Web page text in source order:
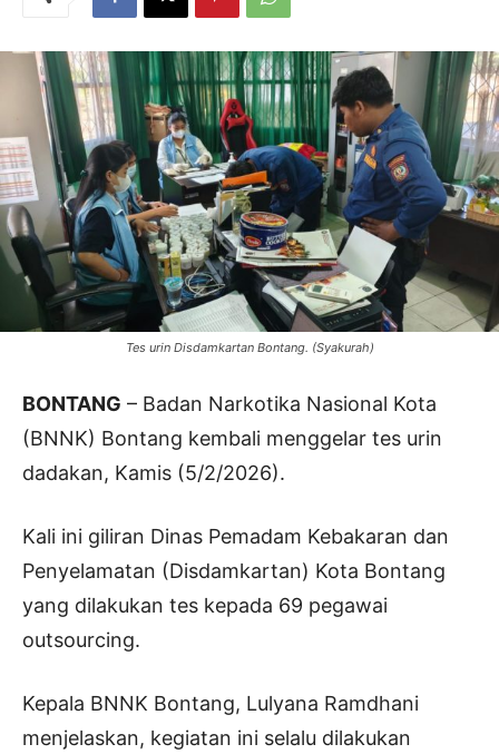
Tes urin Disdamkartan Bontang. (Syakurah)
BONTANG – Badan Narkotika Nasional Kota
(BNNK) Bontang kembali menggelar tes urin
dadakan, Kamis (5/2/2026).
Kali ini giliran Dinas Pemadam Kebakaran dan
Penyelamatan (Disdamkartan) Kota Bontang
yang dilakukan tes kepada 69 pegawai
outsourcing.
Kepala BNNK Bontang, Lulyana Ramdhani
menjelaskan, kegiatan ini selalu dilakukan